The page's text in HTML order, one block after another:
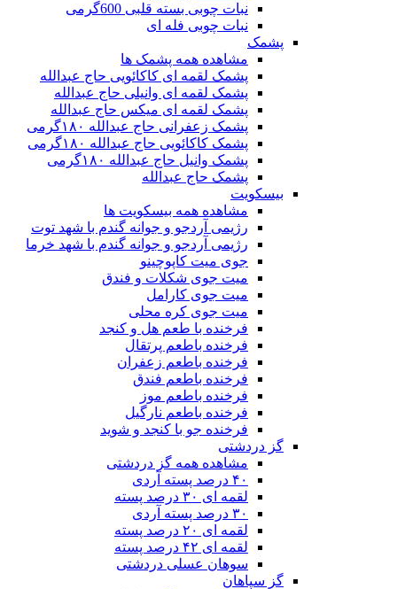
نبات چوبی بسته قلبی 600گرمی
نبات چوبی فله ای
پشمک
مشاهده همه پشمک ها
پشمک لقمه ای کاکائویی حاج عبدالله
پشمک لقمه ای وانیلی حاج عبدالله
پشمک لقمه ای میکس حاج عبدالله
پشمک زعفرانی حاج عبدالله ۱۸۰گرمی
پشمک کاکائویی حاج عبدالله ۱۸۰گرمی
پشمک وانیل حاج عبدالله ۱۸۰گرمی
پشمک حاج عبدالله
بیسکویت
مشاهده همه بیسکویت ها
رژیمی آردجو و جوانه گندم با شهد توت
رژیمی آردجو و جوانه گندم با شهد خرما
جوی میت کاپوچینو
میت جوی شکلات و فندق
میت جوی کارامل
میت جوی کره محلی
فرخنده با طعم هل و کنجد
فرخنده باطعم پرتقال
فرخنده باطعم زعفران
فرخنده باطعم فندق
فرخنده باطعم موز
فرخنده باطعم نارگیل
فرخنده جو با کنجد و شوید
گز دردشتی
مشاهده همه گز دردشتی
۴۰ درصد پسته آردی
لقمه ای ۳۰ درصد پسته
۳۰ درصد پسته آردی
لقمه ای ۲۰ درصد پسته
لقمه ای ۴۲ درصد پسته
سوهان عسلی دردشتی
گز سپاهان